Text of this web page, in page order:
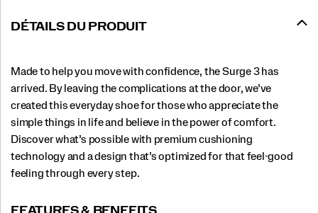
DÉTAILS DU PRODUIT
Made to help you move with confidence, the Surge 3 has
arrived. By leaving the complications at the door, we’ve
created this everyday shoe for those who appreciate the
simple things in life and believe in the power of comfort.
Discover what’s possible with premium cushioning
technology and a design that’s optimized for that feel-good
feeling through every step.
FEATURES & BENEFITS